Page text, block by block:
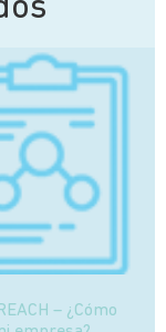
– ¿Cómo